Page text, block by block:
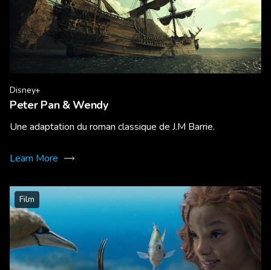
Disney+
Peter Pan & Wendy
Une adaptation du roman classique de J.M Barrie.
Learn More
Film